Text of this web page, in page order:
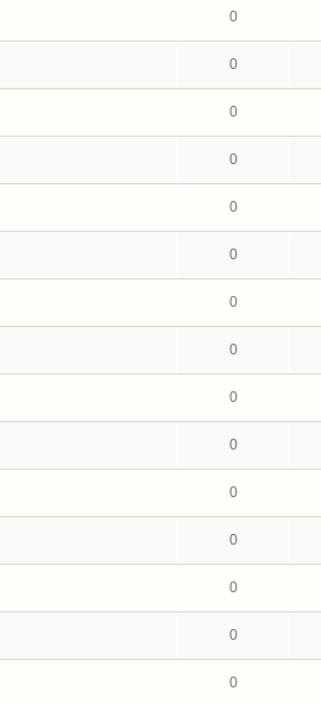
0
0
0
0
0
0
0
0
0
0
0
0
0
0
0